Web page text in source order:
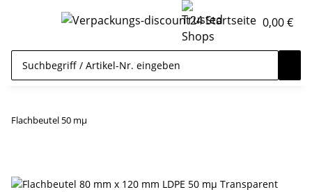
0,00 €
Flachbeutel 50 mµ